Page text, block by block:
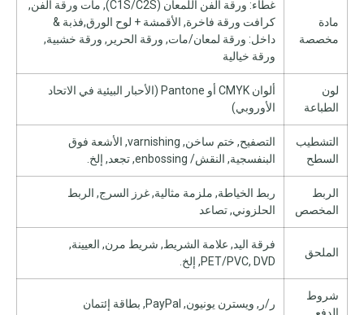
مادة
مخصصة
غطاء: ورقة الفن اللمعان (C1S/C2S), مات ورقة الفن,
كرافت ورقة فاخرة, الأقمشة + لوح الورق,فذبة &
داخل: ورقة لمعان/مات, ورقة الحرير, ورقة خشبية,
ورقة خيالية
لون
الطباعة
ألوان CMYK أو Pantone (الأحبار البيئية في الاتحاد
الأوروبي)
التشطيب
السطح
التصفيح, ختم ساخن, varnishing, الأشعة فوق
البنفسجية, النقش/ enbossing, تجعد, إلخ.
الربط
المخصص
ربط الخياطة, ملزمة مثالية, غرز السرج, الربط
الحلزوني, تصاعد
الملحق
فرقة اليد, علامة الشريط, شريط مرن, العيينة,
PET/PVC, DVD, إلخ.
شروط
ر/ر, ويسترن يونيون, PayPal, بطاقة إئتمان